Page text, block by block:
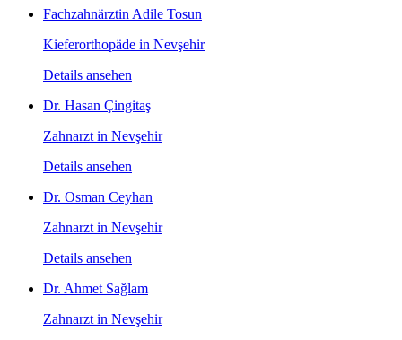
Fachzahnärztin Adile Tosun
Kieferorthopäde in Nevşehir
Details ansehen
Dr. Hasan Çingitaş
Zahnarzt in Nevşehir
Details ansehen
Dr. Osman Ceyhan
Zahnarzt in Nevşehir
Details ansehen
Dr. Ahmet Sağlam
Zahnarzt in Nevşehir